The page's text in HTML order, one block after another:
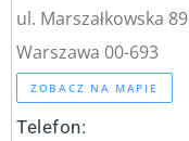
ul. Marszałkowska 89
Warszawa 00-693
ZOBACZ NA MAPIE
Telefon: